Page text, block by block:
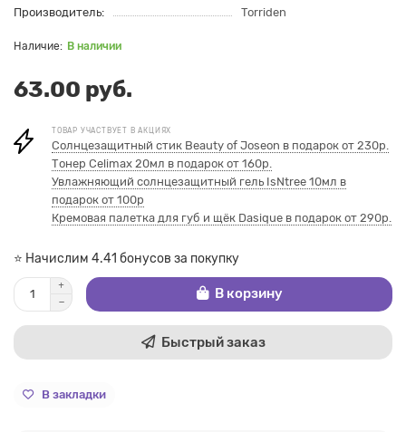
Производитель: Torriden
В наличии
63.00 руб.
ТОВАР УЧАСТВУЕТ В АКЦИЯХ
Солнцезащитный стик Beauty of Joseon в подарок от 230р.
Тонер Celimax 20мл в подарок от 160р.
Увлажняющий солнцезащитный гель IsNtree 10мл в
подарок от 100р
Кремовая палетка для губ и щёк Dasique в подарок от 290р.
⭐ Начислим 4.41 бонусов за покупку
В корзину
Быстрый заказ
В закладки